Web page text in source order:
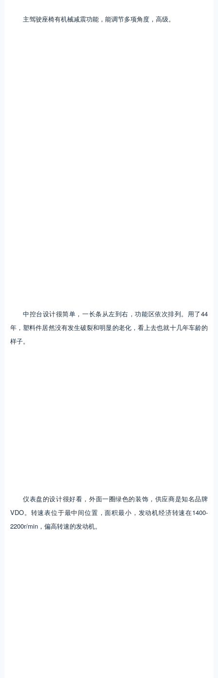
主驾驶座椅有机械减震功能，能调节多项角度，高级。
中控台设计很简单，一长条从左到右，功能区依次排列。用了44
年，塑料件居然没有发生破裂和明显的老化，看上去也就十几年车龄的
样子。
仪表盘的设计很好看，外面一圈绿色的装饰，供应商是知名品牌
VDO。转速表位于最中间位置，面积最小，发动机经济转速在1400-
2200r/min，偏高转速的发动机。